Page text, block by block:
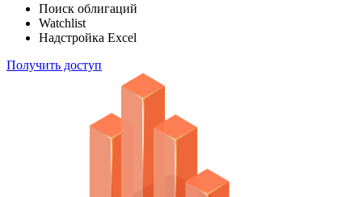
Поиск облигаций
Watchlist
Надстройка Excel
Получить доступ